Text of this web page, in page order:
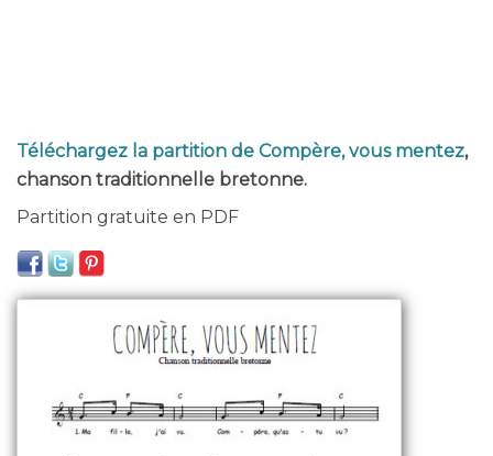
Téléchargez la partition de Compère, vous mentez,
chanson traditionnelle bretonne.
Partition gratuite en PDF